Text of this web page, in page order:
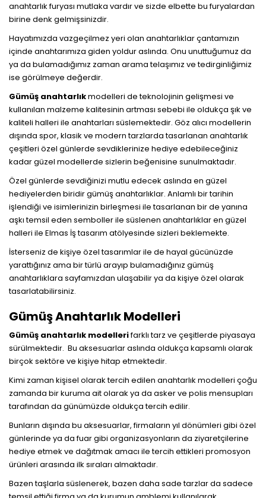
anahtarlık furyası mutlaka vardır ve sizde elbette bu furyalardan
birine denk gelmişsinizdir.
Hayatımızda vazgeçilmez yeri olan anahtarlıklar çantamızın
içinde anahtarımıza giden yoldur aslında. Onu unuttuğumuz da
ya da bulamadığımız zaman arama telaşımız ve tedirginliğimiz
ise görülmeye değerdir.
Gümüş anahtarlıkmodelleri de teknolojinin gelişmesi ve
kullanılan malzeme kalitesinin artması sebebi ile oldukça şık ve
kaliteli halleri ile anahtarları süslemektedir. Göz alıcı modellerin
dışında spor, klasik ve modern tarzlarda tasarlanan anahtarlık
çeşitleri özel günlerde sevdiklerinize hediye edebileceğiniz
kadar güzel modellerde sizlerin beğenisine sunulmaktadır.
Özel günlerde sevdiğinizi mutlu edecek aslında en güzel
hediyelerden biridir gümüş anahtarlıklar. Anlamlı bir tarihin
işlendiği ve isimlerinizin birleşmesi ile tasarlanan bir de yanına
aşkı temsil eden semboller ile süslenen anahtarlıklar en güzel
halleri ile Elmas İş tasarım atölyesinde sizleri beklemekte.
İsterseniz de kişiye özel tasarımlar ile de hayal gücünüzde
yarattığınız ama bir türlü arayıp bulamadığınız gümüş
anahtarlıklara sayfamızdan ulaşabilir ya da kişiye özel olarak
tasarlatabilirsiniz.
Gümüş Anahtarlık Modelleri
Gümüş anahtarlık modellerifarklı tarz ve çeşitlerde piyasaya
sürülmektedir. Bu aksesuarlar aslında oldukça kapsamlı olarak
birçok sektöre ve kişiye hitap etmektedir.
Kimi zaman kişisel olarak tercih edilen anahtarlık modelleri çoğu
zamanda bir kuruma ait olarak ya da asker ve polis mensupları
tarafından da günümüzde oldukça tercih edilir.
Bunların dışında bu aksesuarlar, firmaların yıl dönümleri gibi özel
günlerinde ya da fuar gibi organizasyonların da ziyaretçilerine
hediye etmek ve dağıtmak amacı ile tercih ettikleri promosyon
ürünleri arasında ilk sıraları almaktadır.
Bazen taşlarla süslenerek, bazen daha sade tarzlar da sadece